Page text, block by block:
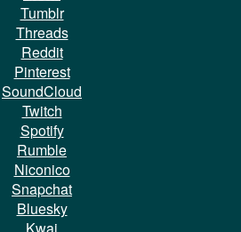
Tumblr
Threads
Reddit
Pinterest
SoundCloud
Twitch
Spotify
Rumble
Niconico
Snapchat
Bluesky
Kwai